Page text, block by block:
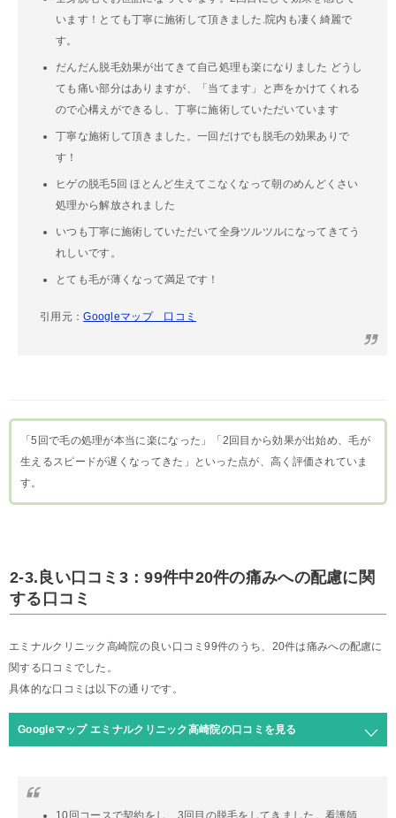
います！とても丁寧に施術して頂きました.院内も凄く綺麗で
す。
だんだん脱毛効果が出てきて自己処理も楽になりました どうし
ても痛い部分はありますが、「当てます」と声をかけてくれる
ので心構えができるし、丁寧に施術していただいています
丁寧な施術して頂きました。一回だけでも脱毛の効果ありで
す！
ヒゲの脱毛5回 ほとんど生えてこなくなって朝のめんどくさい
処理から解放されました
いつも丁寧に施術していただいて全身ツルツルになってきてう
れしいです。
とても毛が薄くなって満足です！
引用元：Googleマップ 口コミ
「5回で毛の処理が本当に楽になった」「2回目から効果が出始め、毛が
生えるスピードが遅くなってきた」といった点が、高く評価されていま
す。
2-3.良い口コミ3：99件中20件の痛みへの配慮に関
する口コミ
エミナルクリニック高崎院の良い口コミ99件のうち、20件は痛みへの配慮に
関する口コミでした。
具体的な口コミは以下の通りです。
Googleマップ エミナルクリニック高崎院の口コミを見る